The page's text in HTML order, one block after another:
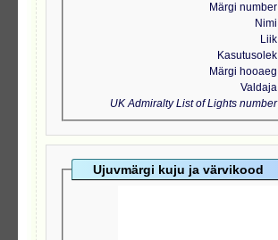
Märgi number
Nimi
Liik
Kasutusolek
Märgi hooaeg
Valdaja
UK Admiralty List of Lights number
Ujuvmärgi kuju ja värvikood